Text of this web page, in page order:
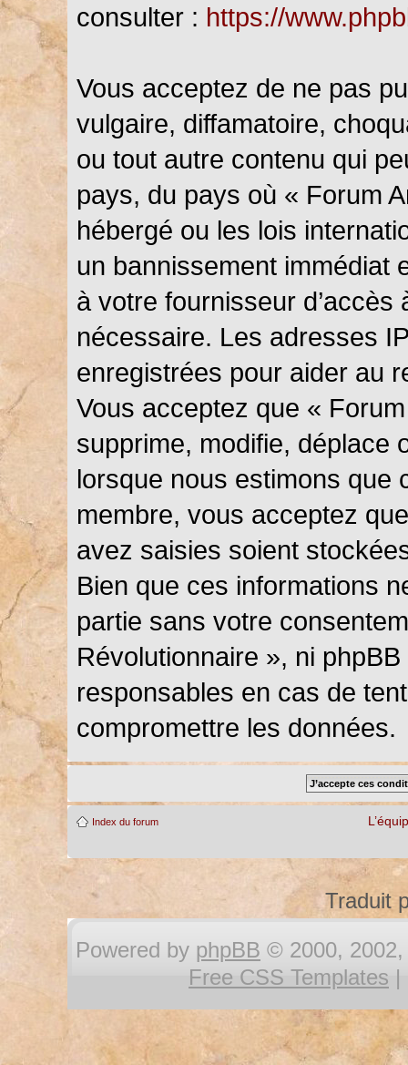
consulter : https://
Vous acceptez de ne pas
vulgaire, diffamatoire,
ou tout autre contenu qui
pays, du pays où « Forum
hébergé ou les lois
un bannissement immédiat
à votre fournisseur
nécessaire. Les adresses
enregistrées pour aider au
Vous acceptez que «
supprime, modifie, déplace
lorsque nous estimons que
membre, vous acceptez
avez saisies soient
Bien que ces informations
partie sans votre
Révolutionnaire », ni
responsables en cas de
compromettre les données.
Index du forum
Traduit
Powered by phpBB © 2000, 2002,
Free CSS Templates |